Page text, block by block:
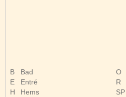
B
Bad
E
Entré
H
Hems
O
R
SP